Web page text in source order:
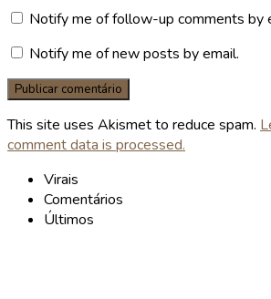
Notify me of follow-up comments by
Notify me of new posts by email.
This site uses Akismet to reduce spam.
comment data is processed.
Virais
Comentários
Últimos